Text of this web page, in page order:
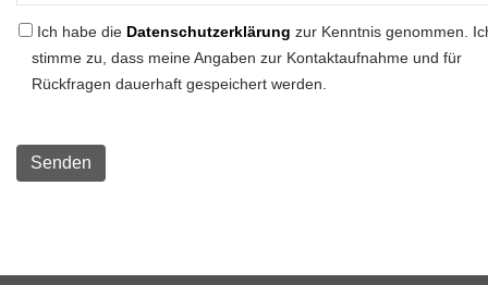
Ich habe die Datenschutzerklärung zur Kenntnis genommen.
stimme zu, dass meine Angaben zur Kontaktaufnahme und für
Rückfragen dauerhaft gespeichert werden.